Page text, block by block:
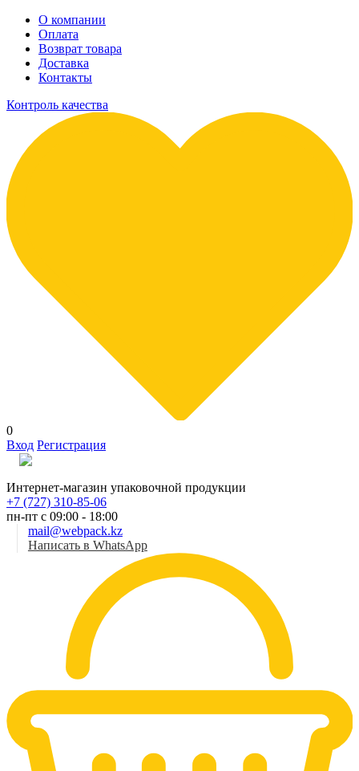
О компании
Оплата
Возврат товара
Доставка
Контакты
Контроль качества
0
Вход Регистрация
Интернет-магазин упаковочной продукции
+7 (727) 310-85-06
пн-пт с 09:00 - 18:00
mail@webpack.kz
Написать в WhatsApp